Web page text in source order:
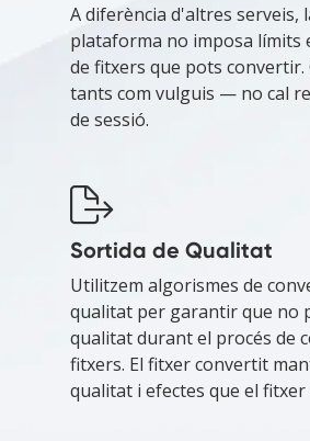
A diferència d'altres serveis,
plataforma no imposa límits
de fitxers que pots convertir.
tants com vulguis — no cal
de sessió.
Sortida de Qualitat
Utilitzem algorismes de
qualitat per garantir que no
qualitat durant el procés de
fitxers. El fitxer convertit
qualitat i efectes que el